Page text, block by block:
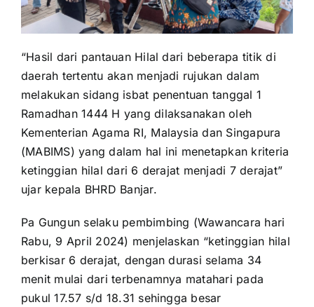
“Hasil dari pantauan Hilal dari beberapa titik di
daerah tertentu akan menjadi rujukan dalam
melakukan sidang isbat penentuan tanggal 1
Ramadhan 1444 H yang dilaksanakan oleh
Kementerian Agama RI, Malaysia dan Singapura
(MABIMS) yang dalam hal ini menetapkan kriteria
ketinggian hilal dari 6 derajat menjadi 7 derajat”
ujar kepala BHRD Banjar.
Pa Gungun selaku pembimbing (Wawancara hari
Rabu, 9 April 2024) menjelaskan “ketinggian hilal
berkisar 6 derajat, dengan durasi selama 34
menit mulai dari terbenamnya matahari pada
pukul 17.57 s/d 18.31 sehingga besar